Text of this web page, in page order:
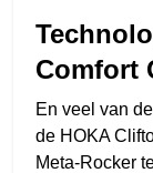
Comfort
En veel van
de HOKA
Meta-Rocker